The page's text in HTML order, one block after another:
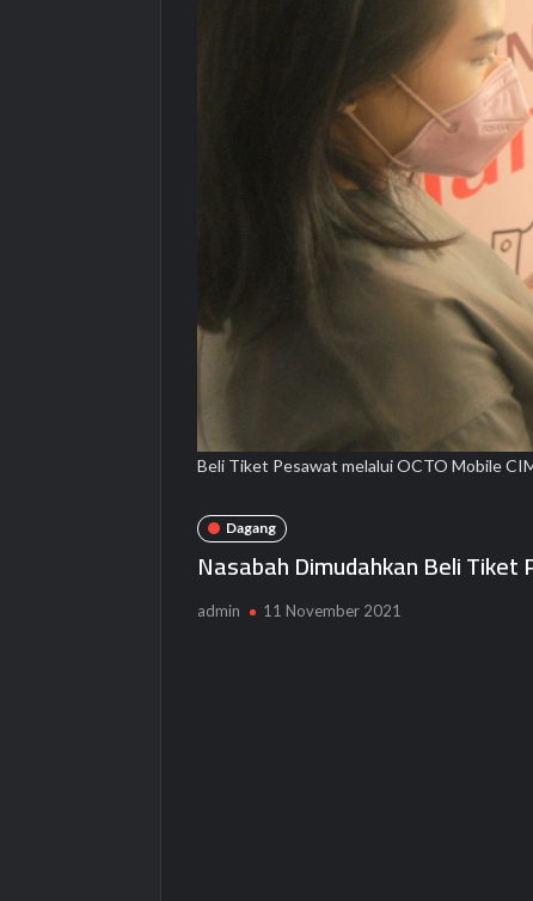
Beli Tiket Pesawat melalui OCTO Mobile
Dagang
Nasabah Dimudahkan Beli Tiket
admin 11 November 2021